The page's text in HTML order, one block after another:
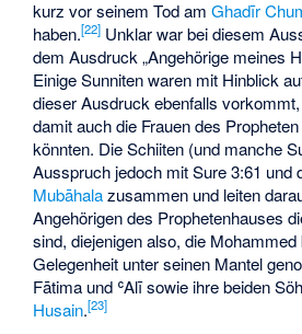
kurz vor seinem Tod amGhadīr
haben.[22] Unklar war bei diesem
dem Ausdruck „Angehörige meines
Einige Sunniten waren mit Hinblick
dieser Ausdruck ebenfalls
damit auch die Frauen des
könnten. Die Schiiten (und manche
Ausspruch jedoch mit Sure 3:61 und
Mubāhalazusammen und leiten
Angehörigen des Prophetenhauses
sind, diejenigen also, die Mohammed
Gelegenheit unter seinen Mantel
Fātima und ʿAlī sowie ihre beiden
Husain.[23]